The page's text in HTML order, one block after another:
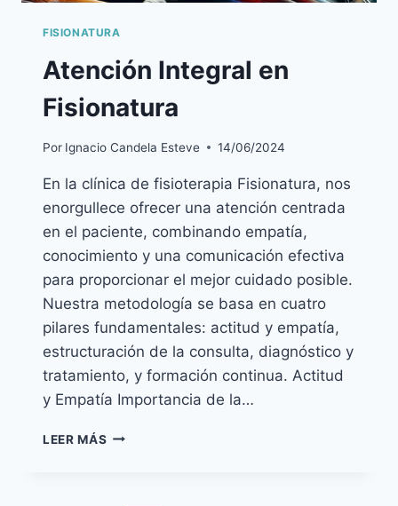
FISIONATURA
Atención Integral en
Fisionatura
Por Ignacio Candela Esteve 14/06/2024
En la clínica de fisioterapia Fisionatura, nos
enorgullece ofrecer una atención centrada
en el paciente, combinando empatía,
conocimiento y una comunicación efectiva
para proporcionar el mejor cuidado posible.
Nuestra metodología se basa en cuatro
pilares fundamentales: actitud y empatía,
estructuración de la consulta, diagnóstico y
tratamiento, y formación continua. Actitud
y Empatía Importancia de la…
LEER MÁS ATENCIÓN